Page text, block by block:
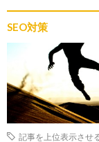
SEO対策
記事を上位表示させ